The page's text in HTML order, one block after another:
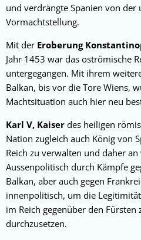
und verdrängte Spanien von der
Vormachtstellung.
Mit der Eroberung
Jahr 1453 war das oströmische
untergegangen. Mit ihrem
Balkan, bis vor die Tore Wiens,
Machtsituation auch hier neu
Karl V, Kaiser des heiligen
Nation zugleich auch König von
Reich zu verwalten und daher
Aussenpolitisch durch Kämpfe
Balkan, aber auch gegen
innenpolitisch, um die
im Reich gegenüber den Fürsten
durchzusetzen.